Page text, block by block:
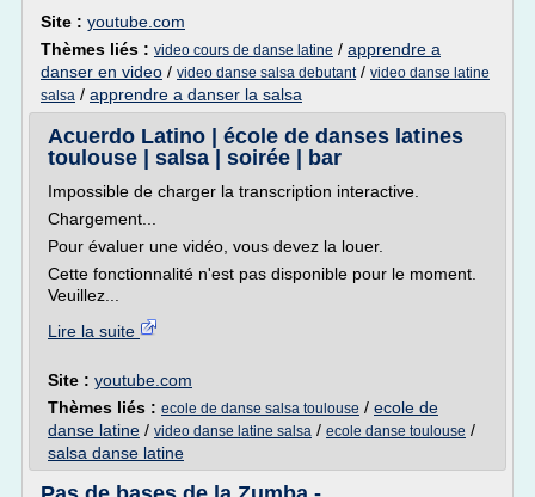
Site : youtube.com
Thèmes liés : video cours de danse latine / apprendre a
danser en video / video danse salsa debutant/ video danse latine
salsa / apprendre a danser la salsa
Acuerdo Latino | école de danses latines
toulouse | salsa | soirée | bar
Impossible de charger la transcription interactive.
Chargement...
Pour évaluer une vidéo, vous devez la louer.
Cette fonctionnalité n'est pas disponible pour le moment.
Veuillez...
Lire la suite
Site : youtube.com
Thèmes liés : ecole de danse salsa toulouse / ecole de
danse latine / video danse latine salsa / ecole danse toulouse /
salsa danse latine